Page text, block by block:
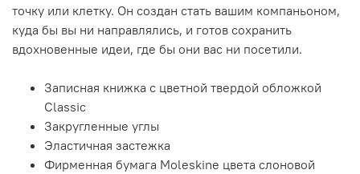
точку или клетку. Он создан стать вашим компаньоном,
куда бы вы ни направлялись, и готов сохранить
вдохновенные идеи, где бы они вас ни посетили.
Записная книжка с цветной твердой обложкой
Classic
Закругленные углы
Эластичная застежка
Фирменная бумага Moleskine цвета слоновой